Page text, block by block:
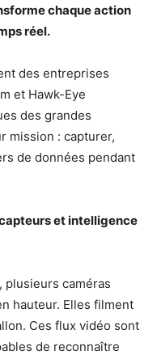
chaque action
réel.
des entreprises
et Hawk-Eye
des grandes
mission : capturer,
de données pendant
et intelligence
plusieurs caméras
hauteur. Elles filment
Ces flux vidéo sont
de reconnaître